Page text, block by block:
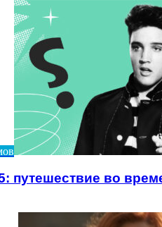
путешествие во